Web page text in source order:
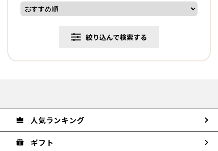
絞り込んで検索する
人気ランキング
ギフト